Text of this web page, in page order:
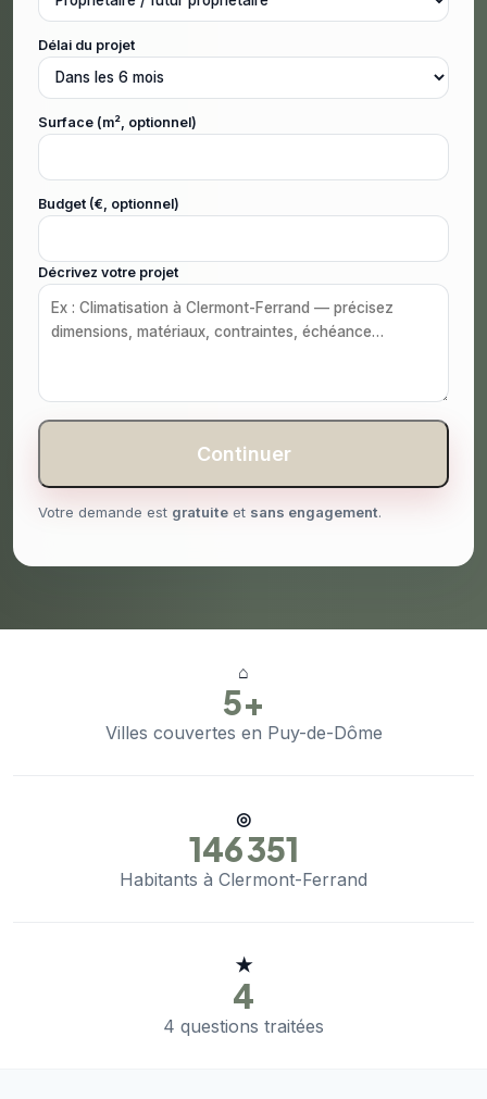
Délai du projet
Surface (m², optionnel)
Budget (€, optionnel)
Décrivez votre projet
Continuer
Votre demande est gratuite et sans engagement.
⌂
5+
Villes couvertes en Puy-de-Dôme
◎
146 351
Habitants à Clermont-Ferrand
★
4
4 questions traitées